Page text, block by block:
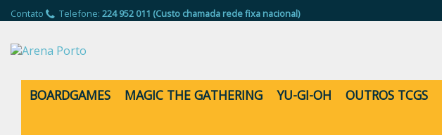
Contato Telefone: 224 952 011 (Custo chamada rede fixa nacional)
BOARDGAMES MAGIC THE GATHERING YU-GI-OH OUTROS TCGS